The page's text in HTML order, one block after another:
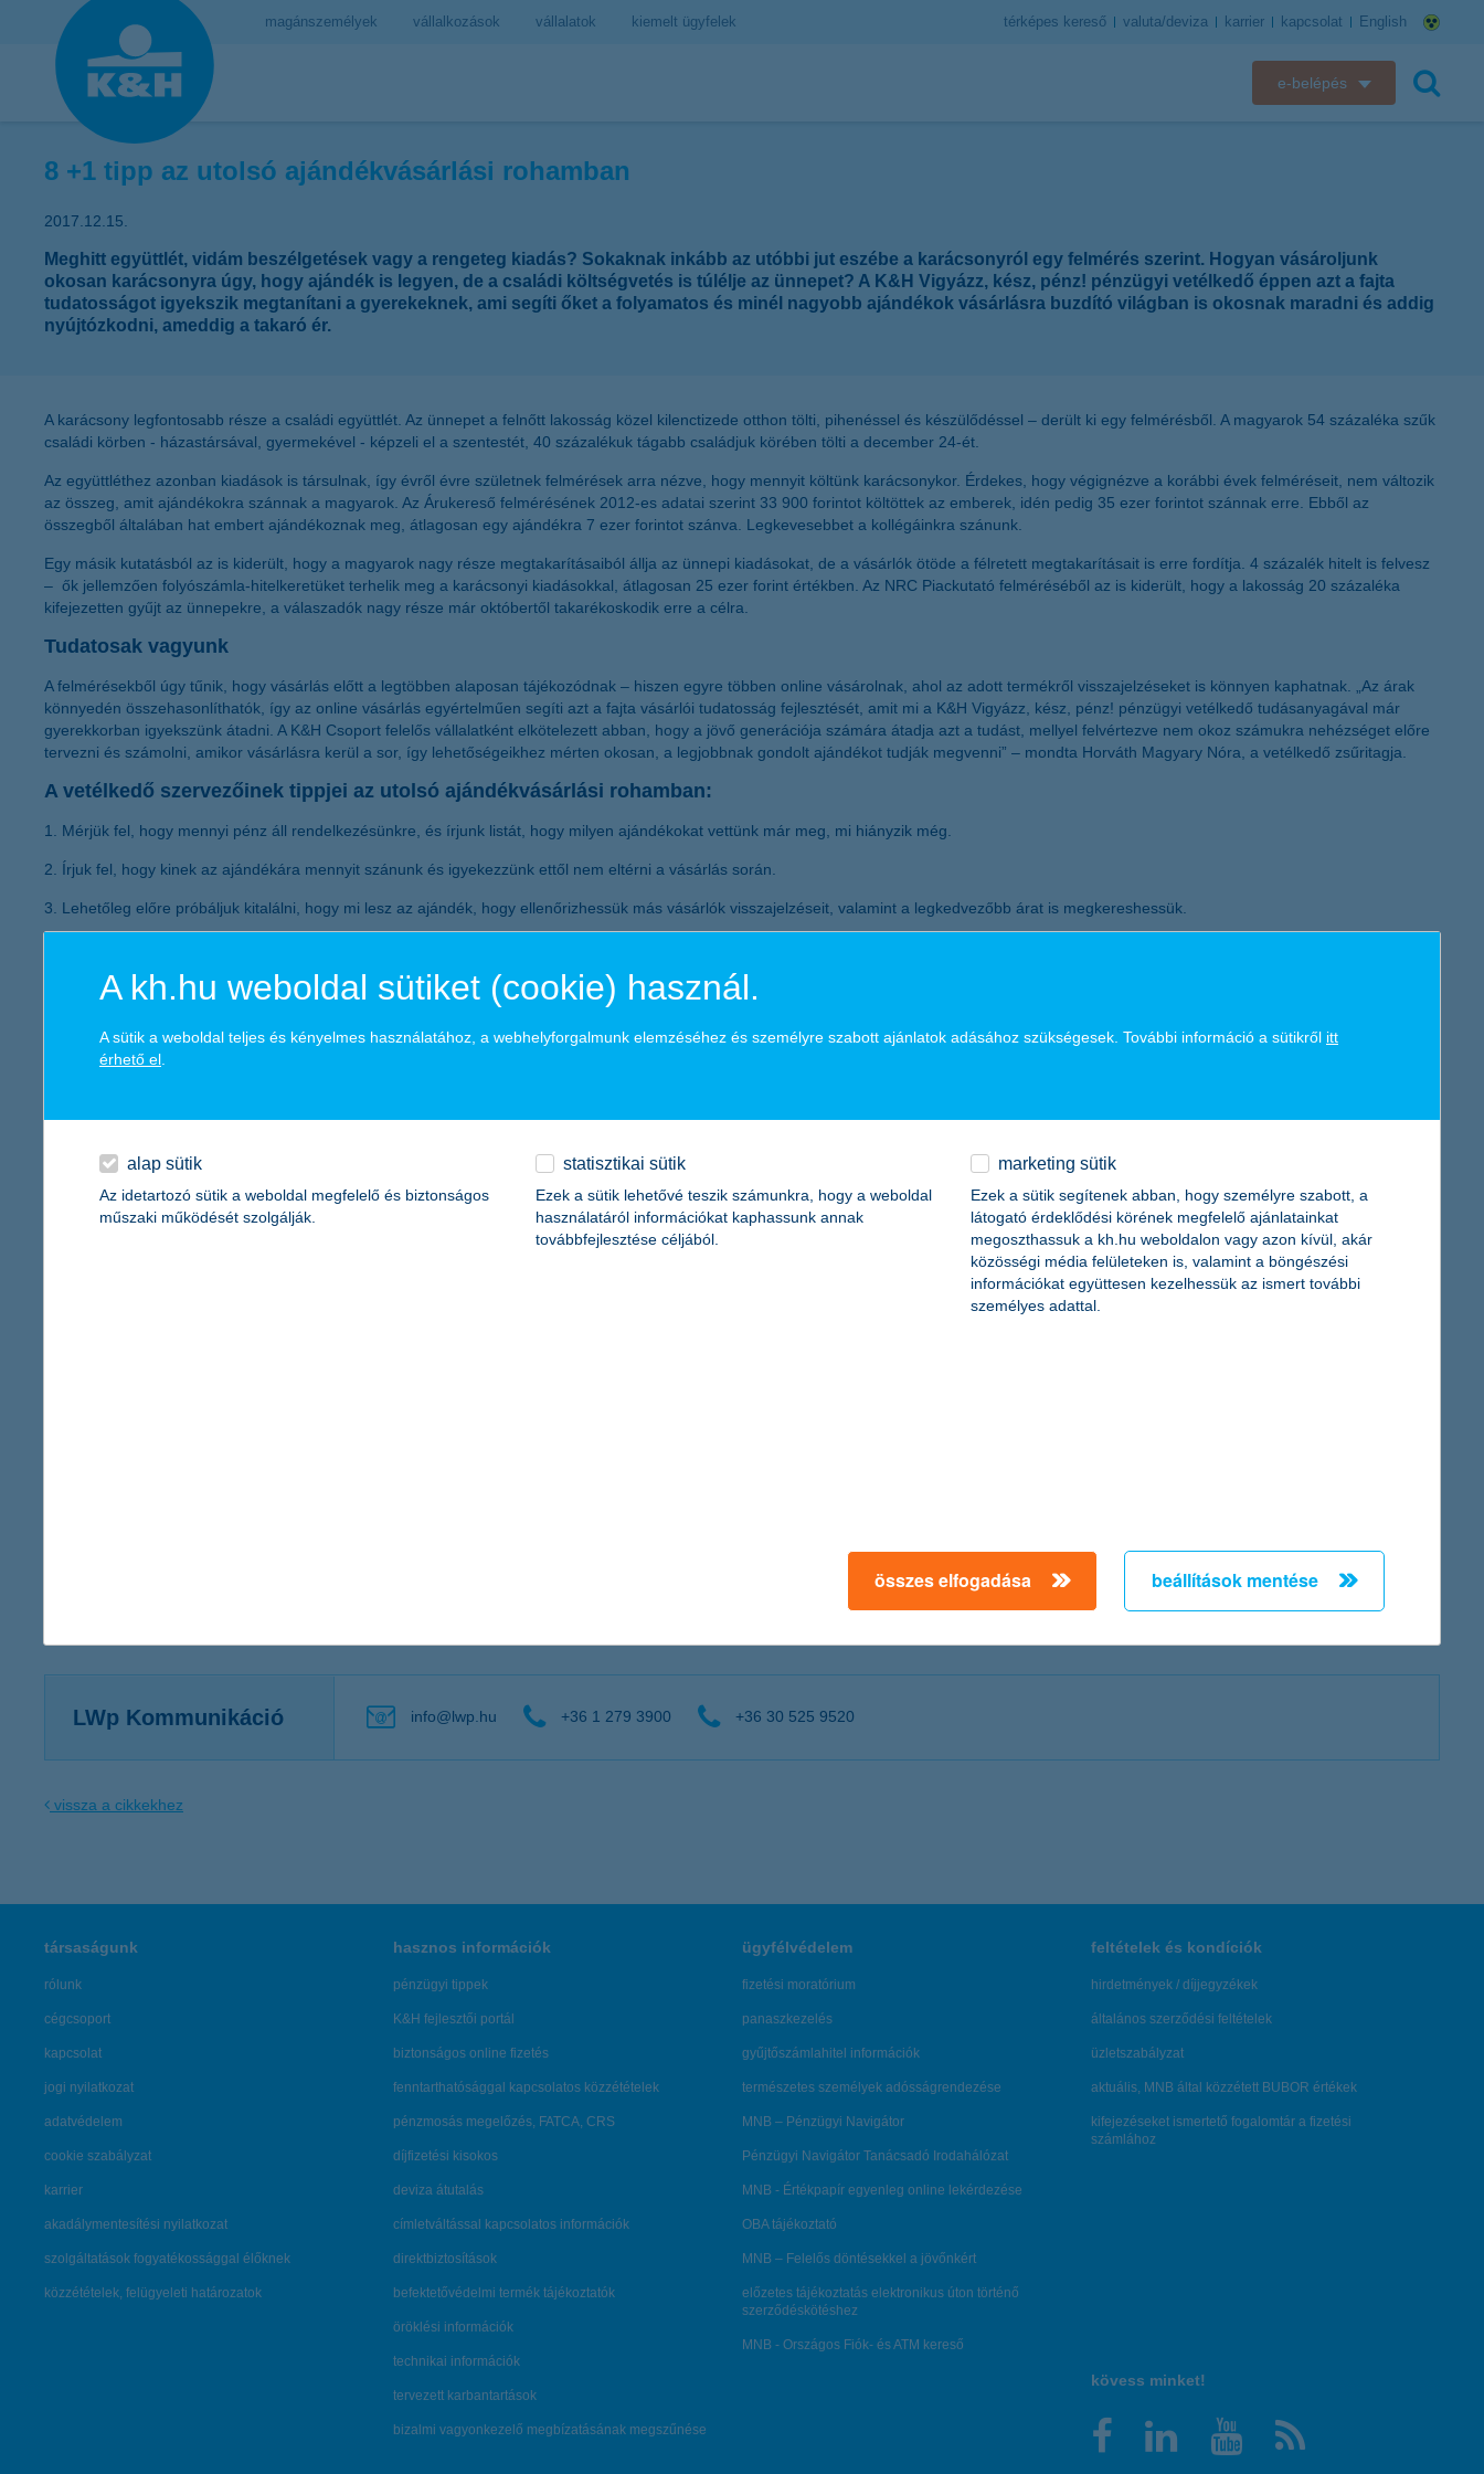
magánszemélyek vállalkozások vállalatok kiemelt ügyfelek térképes kereső valuta/deviza karrier kapcsolat English
e-belépés
K&H web Electra
8 +1 tipp az utolsó ajándékvásárlási rohamban
2017.12.15.
Meghitt együttlét, vidám beszélgetések vagy a rengeteg kiadás? Sokaknak inkább az utóbbi jut eszébe a karácsonyról egy felmérés szerint. Hogyan vásároljunk
okosan karácsonyra úgy, hogy ajándék is legyen, de a családi költségvetés is túlélje az ünnepet? A K&H Vigyázz, kész, pénz! pénzügyi vetélkedő éppen azt a fajta
tudatosságot igyekszik megtanítani a gyerekeknek, ami segíti őket a folyamatos és minél nagyobb ajándékok vásárlásra buzdító világban is okosnak maradni és addig
nyújtózkodni, ameddig a takaró ér.
A karácsony legfontosabb része a családi együttlét. Az ünnepet a felnőtt lakosság közel kilenctizede otthon tölti, pihenéssel és készülődéssel – derült ki egy felmérésből. A magyarok 54 százaléka szűk
családi körben - házastársával, gyermekével - képzeli el a szentestét, 40 százalékuk tágabb családjuk körében tölti a december 24-ét.
Az együttléthez azonban kiadások is társulnak, így évről évre születnek felmérések arra nézve, hogy mennyit költünk karácsonykor. Érdekes, hogy végignézve a korábbi évek felméréseit, nem változik
az összeg, amit ajándékokra szánnak a magyarok. Az Árukereső felmérésének 2012-es adatai szerint 33 900 forintot költöttek az emberek, idén pedig 35 ezer forintot szánnak erre. Ebből az
összegből általában hat embert ajándékoznak meg, átlagosan egy ajándékra 7 ezer forintot szánva. Legkevesebbet a kollégáinkra szánunk.
Egy másik kutatásból az is kiderült, hogy a magyarok nagy része megtakarításaiból állja az ünnepi kiadásokat, de a vásárlók ötöde a félretett megtakarításait is erre fordítja. 4 százalék hitelt is felvesz
– ők jellemzően folyószámla-hitelkeretüket terhelik meg a karácsonyi kiadásokkal, átlagosan 25 ezer forint értékben. Az NRC Piackutató felméréséből az is kiderült, hogy a lakosság 20 százaléka
kifejezetten gyűjt az ünnepekre, a válaszadók nagy része már októbertől takarékoskodik erre a célra.
Tudatosak vagyunk
A felmérésekből úgy tűnik, hogy vásárlás előtt a legtöbben alaposan tájékozódnak – hiszen egyre többen online vásárolnak, ahol az adott termékről visszajelzéseket is könnyen kaphatnak. „Az árak
könnyedén összehasonlíthatók, így az online vásárlás egyértelműen segíti azt a fajta vásárlói tudatosság fejlesztését, amit mi a K&H Vigyázz, kész, pénz! pénzügyi vetélkedő tudásanyagával már
gyerekkorban igyekszünk átadni. A K&H Csoport felelős vállalatként elkötelezett abban, hogy a jövő generációja számára átadja azt a tudást, mellyel felvértezve nem okoz számukra nehézséget előre
tervezni és számolni, amikor vásárlásra kerül a sor, így lehetőségeikhez mérten okosan, a legjobbnak gondolt ajándékot tudják megvenni” – mondta Horváth Magyary Nóra, a vetélkedő zsűritagja.
A vetélkedő szervezőinek tippjei az utolsó ajándékvásárlási rohamban:
1. Mérjük fel, hogy mennyi pénz áll rendelkezésünkre, és írjunk listát, hogy milyen ajándékokat vettünk már meg, mi hiányzik még.
2. Írjuk fel, hogy kinek az ajándékára mennyit szánunk és igyekezzünk ettől nem eltérni a vásárlás során.
3. Lehetőleg előre próbáljuk kitalálni, hogy mi lesz az ajándék, hogy ellenőrizhessük más vásárlók visszajelzéseit, valamint a legkedvezőbb árat is megkereshessük.
5. A kézzel készített ajándék nagyon menő! Nem is gondolnánk mi mindent lehet készíteni kézügyesség nélkül. Akár kuponokat is gyárthatunk később beváltható közös kakaózással,
6. Ami nem kell adjuk el! Ez főként a gyerekjátékokra igaz – rengeteg csoportban el lehet adni a már megunt vagy csak kinőtt gyerekjátékokat, akár ezek árából meg is lehet az új ajándék.
8. Igyekezzünk olyan ajándékot venni, amire valóban vágyik a megajándékozott: az ajándék lényege, hogy más örül neki, nem olyan, amire mi vágyunk. Sőt, olyasmit se adjunk, ami újabb vágyakat
Örüljünk egymásnak!
LWp Kommunikáció info@lwp.hu +36 1 279 3900 +36 30 525 9520
vissza a cikkekhez
társaságunk
rólunk
cégcsoport
kapcsolat
jogi nyilatkozat
adatvédelem
cookie szabályzat
karrier
akadálymentesítési nyilatkozat
szolgáltatások fogyatékossággal élőknek
közzétételek, felügyeleti határozatok
hasznos információk
pénzügyi tippek
K&H fejlesztői portál
biztonságos online fizetés
fenntarthatósággal kapcsolatos közzétételek
pénzmosás megelőzés, FATCA, CRS
díjfizetési kisokos
deviza átutalás
címletváltással kapcsolatos információk
direktbiztosítások
befektetővédelmi termék tájékoztatók
öröklési információk
technikai információk
tervezett karbantartások
bizalmi vagyonkezelő megbízatásának megszűnése
ügyfélvédelem
fizetési moratórium
panaszkezelés
gyűjtőszámlahitel információk
természetes személyek adósságrendezése
MNB – Pénzügyi Navigátor
Pénzügyi Navigátor Tanácsadó Irodahálózat
MNB - Értékpapír egyenleg online lekérdezése
OBA tájékoztató
MNB – Felelős döntésekkel a jövőnkért
előzetes tájékoztatás elektronikus úton történő
szerződéskötéshez
MNB - Országos Fiók- és ATM kereső
feltételek és kondíciók
hirdetmények / díjjegyzékek
általános szerződési feltételek
üzletszabályzat
aktuális, MNB által közzétett BUBOR értékek
kifejezéseket ismertető fogalomtár a fizetési
számlához
kövess minket!
A kh.hu weboldal sütiket (cookie) használ.
A sütik a weboldal teljes és kényelmes használatához, a webhelyforgalmunk elemzéséhez és személyre szabott ajánlatok adásához szükségesek. További információ a sütikről itt
érhető el
alap sütik
Az idetartozó sütik a weboldal megfelelő és biztonságos
műszaki működését szolgálják.
statisztikai sütik
Ezek a sütik lehetővé teszik számunkra, hogy a weboldal
használatáról információkat kaphassunk annak
továbbfejlesztése céljából.
marketing sütik
Ezek a sütik segítenek abban, hogy személyre szabott, a
látogató érdeklődési körének megfelelő ajánlatainkat
megoszthassuk a kh.hu weboldalon vagy azon kívül, akár
közösségi média felületeken is, valamint a böngészési
információkat együttesen kezelhessük az ismert további
személyes adattal.
összes elfogadása beállítások mentése